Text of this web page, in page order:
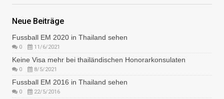
Neue Beiträge
Fussball EM 2020 in Thailand sehen
0 11/6/2021
Keine Visa mehr bei thailändischen Honorarkonsulaten
0 8/5/2021
Fussball EM 2016 in Thailand sehen
0 22/5/2016